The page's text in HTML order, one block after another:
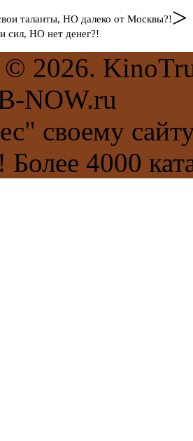
таланты, НО далеко от Москвы?!
сил, НО нет денег?!
>
© 2026.
NOW.ru
своему
! Более 4000